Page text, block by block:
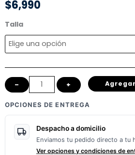
$6,990
Talla
Funda
de
Asiento
moto
🏍️
🔥
cantidad
– +
OPCIONES DE ENTREGA
Despacho a domicilio
Enviamos tu pedido directo a tu
Ver opciones y condiciones de